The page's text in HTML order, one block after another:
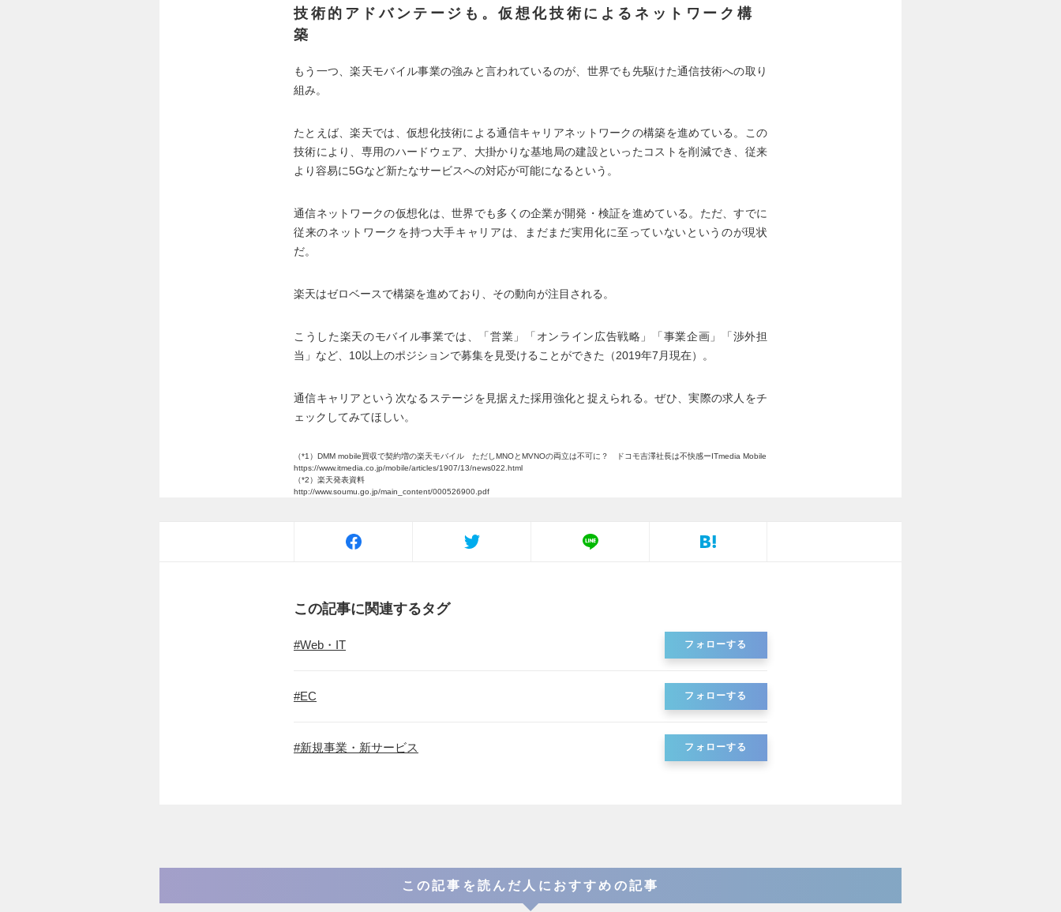
技術的アドバンテージも。仮想化技術によるネットワーク構
築
もう一つ、楽天モバイル事業の強みと言われているのが、世界でも先駆けた通信技術への取り
組み。
たとえば、楽天では、仮想化技術による通信キャリアネットワークの構築を進めている。この
技術により、専用のハードウェア、大掛かりな基地局の建設といったコストを削減でき、従来
より容易に5Gなど新たなサービスへの対応が可能になるという。
通信ネットワークの仮想化は、世界でも多くの企業が開発・検証を進めている。ただ、すでに
従来のネットワークを持つ大手キャリアは、まだまだ実用化に至っていないというのが現状
だ。
楽天はゼロベースで構築を進めており、その動向が注目される。
こうした楽天のモバイル事業では、「営業」「オンライン広告戦略」「事業企画」「渉外担
当」など、10以上のポジションで募集を見受けることができた（2019年7月現在）。
通信キャリアという次なるステージを見据えた採用強化と捉えられる。ぜひ、実際の求人をチ
ェックしてみてほしい。
（*1）DMM mobile買収で契約増の楽天モバイル ただしMNOとMVNOの両立は不可に？ ドコモ吉澤社長は不快感ーITmedia Mobile
https://www.itmedia.co.jp/mobile/articles/1907/13/news022.html
（*2）楽天発表資料
http://www.soumu.go.jp/main_content/000526900.pdf
この記事に関連するタグ
Web・IT フォローする
EC フォローする
新規事業・新サービス フォローする
この記事を読んだ人におすすめの記事